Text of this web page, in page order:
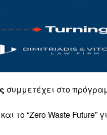
συμμετέχει στο
το “Zero Waste